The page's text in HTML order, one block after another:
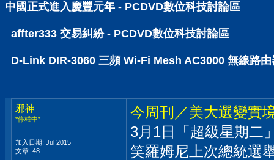
中國正式進入慶豐元年 - PCDVD數位科技討論區
affter333 交易糾紛 - PCDVD數位科技討論區
D-Link DIR-3060 三頻 Wi-Fi Mesh AC3000 無線路
邪神
*停權中*
加入日期: Jul 2015
文章: 48
今周刊／美大選變實
3月1日「超級星期二
笑羅姆尼上次總統選